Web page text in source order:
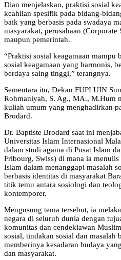
Dian menjelaskan, praktisi sosial
keahlian spesifik pada bidang-
baik yang berbasis pada swadaya
masyarakat, perusahaan
maupun pemerintah.
“Praktisi sosial keagamaan
sosial keagamaan yang harmonis,
berdaya saing tinggi,” terangnya.
Sementara itu, Dekan FUPI UIN
Rohmaniyah, S. Ag., MA., M.Hum
kuliah umum yang menghadirkan
Brodard.
Dr. Baptiste Brodard saat ini
Universitas Islam Internasional
dalam studi agama di Pusat Islam
Fribourg, Swiss) di mana ia
Islam dalam menanggapi masalah
berbasis identitas di masyarakat
titik temu antara sosiologi dan
kontemporer.
Mengusung tema tersebut, ia
negara di seluruh dunia dengan
komunitas dan cendekiawan
sosial, tindakan sosial dan masalah
memberinya kesadaran budaya
dan masyarakat.